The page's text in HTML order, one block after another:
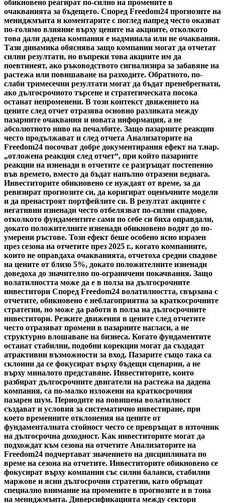
обикновено реагират по-силно на промените в
очакванията за бъдещето. Според Freedom24 прогнозите на
мениджмънта и коментарите с поглед напред често оказват
по-голямо влияние върху цените на акциите, отколкото
това дали дадена компания е надминала или не очаквания.
Тази динамика обяснява защо компании могат да отчетат
силни резултати, но въпреки това акциите им да
поевтинеят, ако ръководството сигнализира за забавяне на
растежа или повишаване на разходите. Обратното, по-
слаби тримесечни резултати могат да бъдат пренебрегнати,
ако дългосрочното търсене и стратегическата посока
останат непроменени. В този контекст движението на
цените след отчет отразява основно разликата между
пазарните очаквания и новата информация, а не
абсолютното ниво на печалбите. Защо пазарните реакции
често продължават и след отчета Анализаторите на
Freedom24 посочват добре документирания ефект на т.нар.
„отложена реакция след отчет“, при който пазарните
реакции на изненади в отчетите се разгръщат постепенно
във времето, вместо да бъдат напълно отразени веднага.
Инвеститорите обикновено се нуждаят от време, за да
ревизират прогнозите си, да коригират оценъчните модели
и да пренастроят портфейлите си. В резултат акциите с
негативни изненади често отбелязват по-силни спадове,
отколкото фундаментите сами по себе си биха оправдали,
докато положителните изненади обикновено водят до по-
умерени ръстове. Този ефект беше особено ясно изразен
през сезона на отчетите през 2025 г., когато компаниите,
които не оправдаха очакванията, отчетоха средни спадове
на цените от близо 5%, докато положителните изненади
доведоха до значително по-ограничени покачвания. Защо
волатилността може да е в полза на дългосрочните
инвеститори Според Freedom24 волатилността, свързана с
отчетите, обикновено е неблагоприятна за краткосрочните
стратегии, но може да работи в полза на дългосрочните
инвеститори. Резките движения в цените след отчетите
често отразяват промени в пазарните нагласи, а не
структурно влошаване на бизнеса. Когато фундаментите
останат стабилни, подобни корекции могат да създадат
атрактивни възможности за вход. Пазарите също така са
склонни да се фокусират върху бъдещи сценарии, а не
върху миналото представяне. Инвеститорите, които
разбират дългосрочните двигатели на растежа на дадена
компания, са по-малко изложени на краткосрочния
пазарен шум. Периодите на повишена волатилност
създават и условия за систематично инвестиране, при
което временните отклонения на цените от
фундаменталната стойност често се превръщат в източник
на дългосрочна доходност. Как инвеститорите могат да
подхождат към сезона на отчетите Анализаторите на
Freedom24 подчертават значението на дисциплината по
време на сезона на отчетите. Инвеститорите обикновено се
фокусират върху компании със силни баланси, стабилни
маржове и ясни дългосрочни стратегии, като обръщат
специално внимание на промените в прогнозите и в тона
на мениджмънта. Диверсификацията между сектори